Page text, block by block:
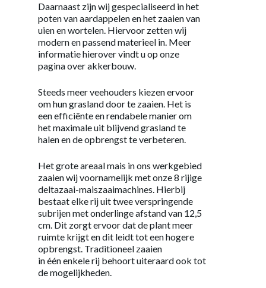
Daarnaast zijn wij gespecialiseerd in het
poten van aardappelen en het zaaien van
uien en wortelen. Hiervoor zetten wij
modern en passend materieel in. Meer
informatie hierover vindt u op onze
pagina over akkerbouw.
Steeds meer veehouders kiezen ervoor
om hun grasland door te zaaien. Het is
een efficiënte en rendabele manier om
het maximale uit blijvend grasland te
halen en de opbrengst te verbeteren.
Het grote areaal mais in ons werkgebied
zaaien wij voornamelijk met onze 8 rijige
deltazaai-maiszaaimachines. Hierbij
bestaat elke rij uit twee verspringende
subrijen met onderlinge afstand van 12,5
cm. Dit zorgt ervoor dat de plant meer
ruimte krijgt en dit leidt tot een hogere
opbrengst. Traditioneel zaaien
in één enkele rij behoort uiteraard ook tot
de mogelijkheden.